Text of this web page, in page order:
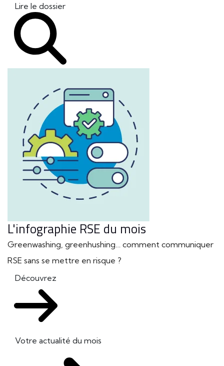
Lire le dossier
L'infographie RSE du mois
Greenwashing, greenhushing… comment communiquer
RSE sans se mettre en risque ?
Découvrez
Votre actualité du mois